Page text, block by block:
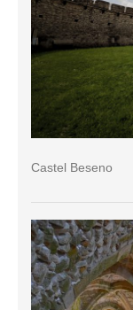
Castel Beseno